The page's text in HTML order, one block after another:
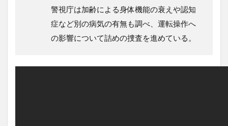
警視庁は加齢による身体機能の衰えや認知
症など別の病気の有無も調べ、運転操作へ
の影響について詰めの捜査を進めている。